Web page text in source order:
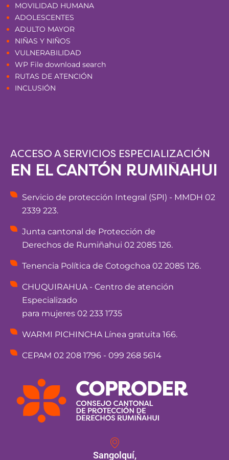
MOVILIDAD HUMANA
ADOLESCENTES
ADULTO MAYOR
NIÑAS Y NIÑOS
VULNERABILIDAD
WP File download search
RUTAS DE ATENCIÓN
INCLUSIÓN
ACCESO A SERVICIOS ESPECIALIZACIÓN
EN EL CANTÓN RUMIÑAHUI
Servicio de protección Integral (SPI) - MMDH 02
2339 223.
Junta cantonal de Protección de
Derechos de Rumiñahui 02 2085 126.
Tenencia Política de Cotogchoa 02 2085 126.
CHUQUIRAHUA - Centro de atención
Especializado
para mujeres 02 233 1735
WARMI PICHINCHA Línea gratuita 166.
CEPAM 02 208 1796 - 099 268 5614
Sangolquí,